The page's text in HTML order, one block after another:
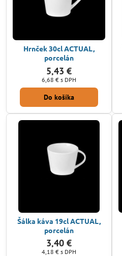
Hrnček 30cl ACTUAL,
porcelán
5,43 €
6,68 € s DPH
Do košíka
Šálka káva 19cl ACTUAL,
porcelán
3,40 €
4,18 € s DPH